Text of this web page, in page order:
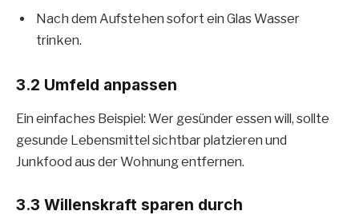
Nach dem Aufstehen sofort ein Glas Wasser
trinken.
3.2 Umfeld anpassen
Ein einfaches Beispiel: Wer gesünder essen will, sollte
gesunde Lebensmittel sichtbar platzieren und
Junkfood aus der Wohnung entfernen.
3.3 Willenskraft sparen durch